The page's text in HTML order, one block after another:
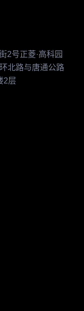
2号正菱·高科园
北路与唐通公路
2层